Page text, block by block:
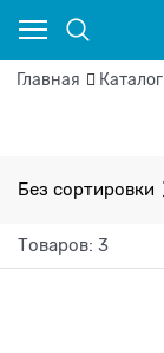
Главная Каталог
Без сортировки
Товаров: 3